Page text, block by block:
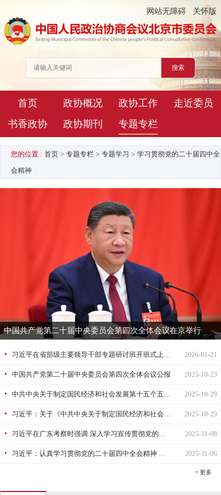
网站无障碍 关怀版
首页 政协概况 政协工作
走近委员
书香政协
政协期刊 专题专栏
您的位置 : 首页 > 专题专栏 > 专题学习 > 学习贯彻党的二十届四中全
会精神
中国共产党第二十届中央委员会第四次全体会议在京举行
习近平在省部级主要领导干部专题研讨班开班式上发表重要讲话 2026-01-21
中国共产党第二十届中央委员会第四次全体会议公报 2025-10-23
中共中央关于制定国民经济和社会发展第十五个五年规划的建议（二〇二五年十月二十三日中国共产党第二十届中央委员会第四次全体会议通过） 2025-10-29
习近平：关于《中共中央关于制定国民经济和社会发展第十五个五年规划的建议》的说明 2025-10-29
习近平在广东考察时强调 深入学习宣传贯彻党的二十届四中全会精神 以全面深化改革开放推动高质量发展 2025-11-08
习近平：认真学习贯彻党的二十届四中全会精神 高标准建设海南自由贸易港 2025-11-06
+ 更多